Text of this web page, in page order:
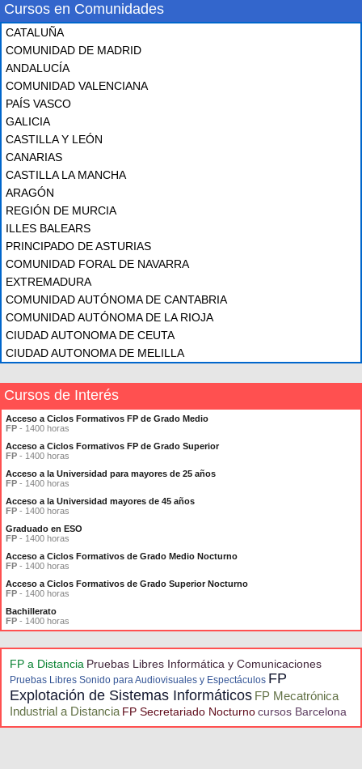
Cursos en Comunidades
CATALUÑA
COMUNIDAD DE MADRID
ANDALUCÍA
COMUNIDAD VALENCIANA
PAÍS VASCO
GALICIA
CASTILLA Y LEÓN
CANARIAS
CASTILLA LA MANCHA
ARAGÓN
REGIÓN DE MURCIA
ILLES BALEARS
PRINCIPADO DE ASTURIAS
COMUNIDAD FORAL DE NAVARRA
EXTREMADURA
COMUNIDAD AUTÓNOMA DE CANTABRIA
COMUNIDAD AUTÓNOMA DE LA RIOJA
CIUDAD AUTONOMA DE CEUTA
CIUDAD AUTONOMA DE MELILLA
Cursos de Interés
Acceso a Ciclos Formativos FP de Grado Medio
FP - 1400 horas
Acceso a Ciclos Formativos FP de Grado Superior
FP - 1400 horas
Acceso a la Universidad para mayores de 25 años
FP - 1400 horas
Acceso a la Universidad mayores de 45 años
FP - 1400 horas
Graduado en ESO
FP - 1400 horas
Acceso a Ciclos Formativos de Grado Medio Nocturno
FP - 1400 horas
Acceso a Ciclos Formativos de Grado Superior Nocturno
FP - 1400 horas
Bachillerato
FP - 1400 horas
FP a Distancia Pruebas Libres Informática y Comunicaciones
Pruebas Libres Sonido para Audiovisuales y Espectáculos FP
Explotación de Sistemas Informáticos FP Mecatrónica
Industrial a Distancia FP Secretariado Nocturnocursos Barcelona